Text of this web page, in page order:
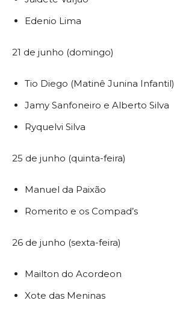
Edenio Lima
21 de junho (domingo)
Tio Diego (Matinê Junina Infantil)
Jamy Sanfoneiro e Alberto Silva
Ryquelvi Silva
25 de junho (quinta-feira)
Manuel da Paixão
Romerito e os Compad’s
26 de junho (sexta-feira)
Mailton do Acordeon
Xote das Meninas